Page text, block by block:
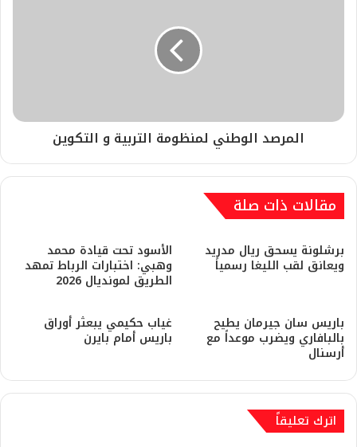
المرصد الوطني لمنظومة التربية و التكوين
مقالات ذات صلة
برشلونة يسحق ريال مدريد
ويعانق لقب الليغا رسمياً
​الأسود تحت قيادة محمد
وهبي: اختبارات الرباط تمهد
الطريق لمونديال 2026
باريس سان جيرمان يطيح
بالبافاري ويضرب موعداً مع
أرسنال
غياب حكيمي يبعثر أوراق
باريس أمام بايرن
اترك تعليقاً